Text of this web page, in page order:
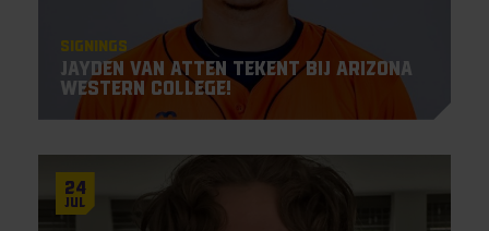
Signings
Jayden Van Atten tekent bij Arizona
Western College!
24
Jul